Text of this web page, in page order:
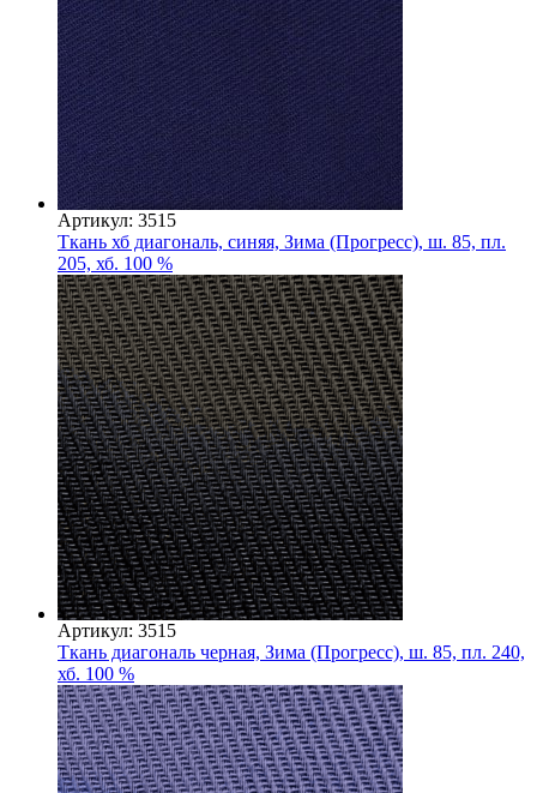
Артикул: 3515
Ткань хб диагональ, синяя, Зима (Прогресс), ш. 85, пл.
205, хб. 100 %
Артикул: 3515
Ткань диагональ черная, Зима (Прогресс), ш. 85, пл. 240,
хб. 100 %